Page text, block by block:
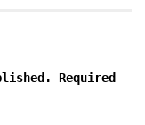
Required